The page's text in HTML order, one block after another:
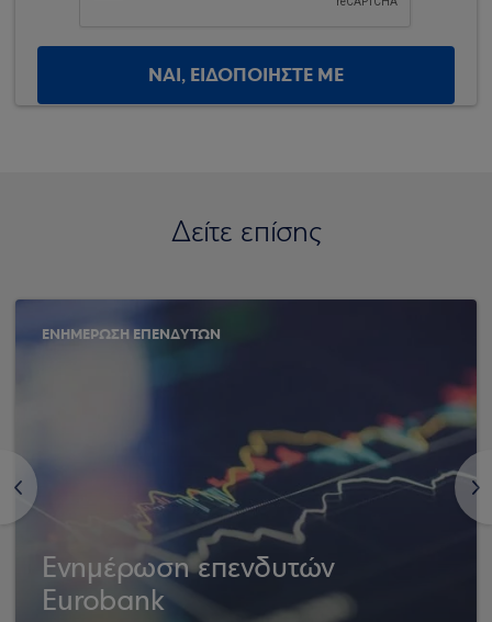
ΝΑΙ, ΕΙΔΟΠΟΙΗΣΤΕ ΜΕ
Δείτε επίσης
<
ΕΝΗΜΕΡΩΣΗ ΕΠΕΝΔΥΤΩΝ
Ενημέρωση επενδυτών
Eurobank
>